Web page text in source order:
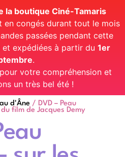
la boutique Ciné-Tamaris
en congés durant tout le mois
passées pendant cette
expédiées à partir du 1er
.
votre compréhension et
un très bel été !
d'Âne / DVD – Peau
film de Jacques Demy